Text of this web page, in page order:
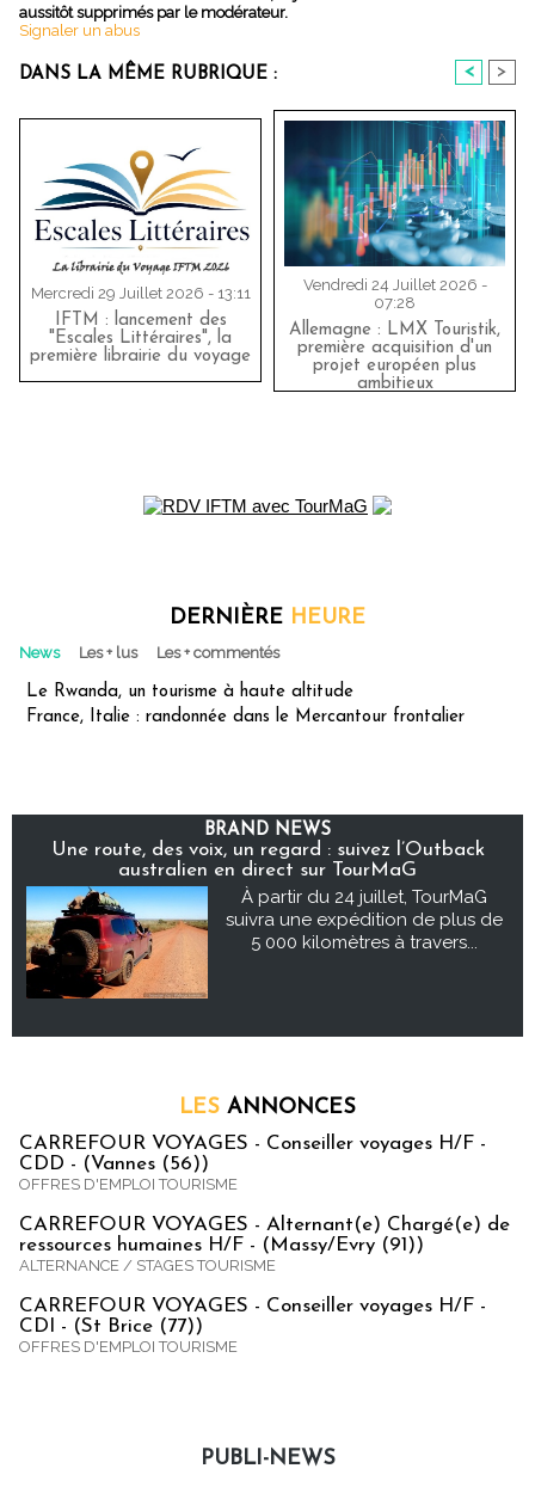
aussitôt supprimés par le modérateur.
Signaler un abus
DANS LA MÊME RUBRIQUE : < >
Mercredi 29 Juillet 2026 - 13:11
IFTM : lancement des
"Escales Littéraires", la
première librairie du voyage
Vendredi 24 Juillet 2026 -
07:28
Allemagne : LMX Touristik,
première acquisition d'un
projet européen plus
ambitieux
DERNIÈRE HEURE
News Les + lus Les + commentés
Le Rwanda, un tourisme à haute altitude
France, Italie : randonnée dans le Mercantour frontalier
BRAND NEWS
Une route, des voix, un regard : suivez l’Outback
australien en direct sur TourMaG
À partir du 24 juillet, TourMaG
suivra une expédition de plus de
5 000 kilomètres à travers...
LES ANNONCES
CARREFOUR VOYAGES - Conseiller voyages H/F -
CDD - (Vannes (56))
OFFRES D'EMPLOI TOURISME
CARREFOUR VOYAGES - Alternant(e) Chargé(e) de
ressources humaines H/F - (Massy/Evry (91))
ALTERNANCE / STAGES TOURISME
CARREFOUR VOYAGES - Conseiller voyages H/F -
CDI - (St Brice (77))
OFFRES D'EMPLOI TOURISME
PUBLI-NEWS